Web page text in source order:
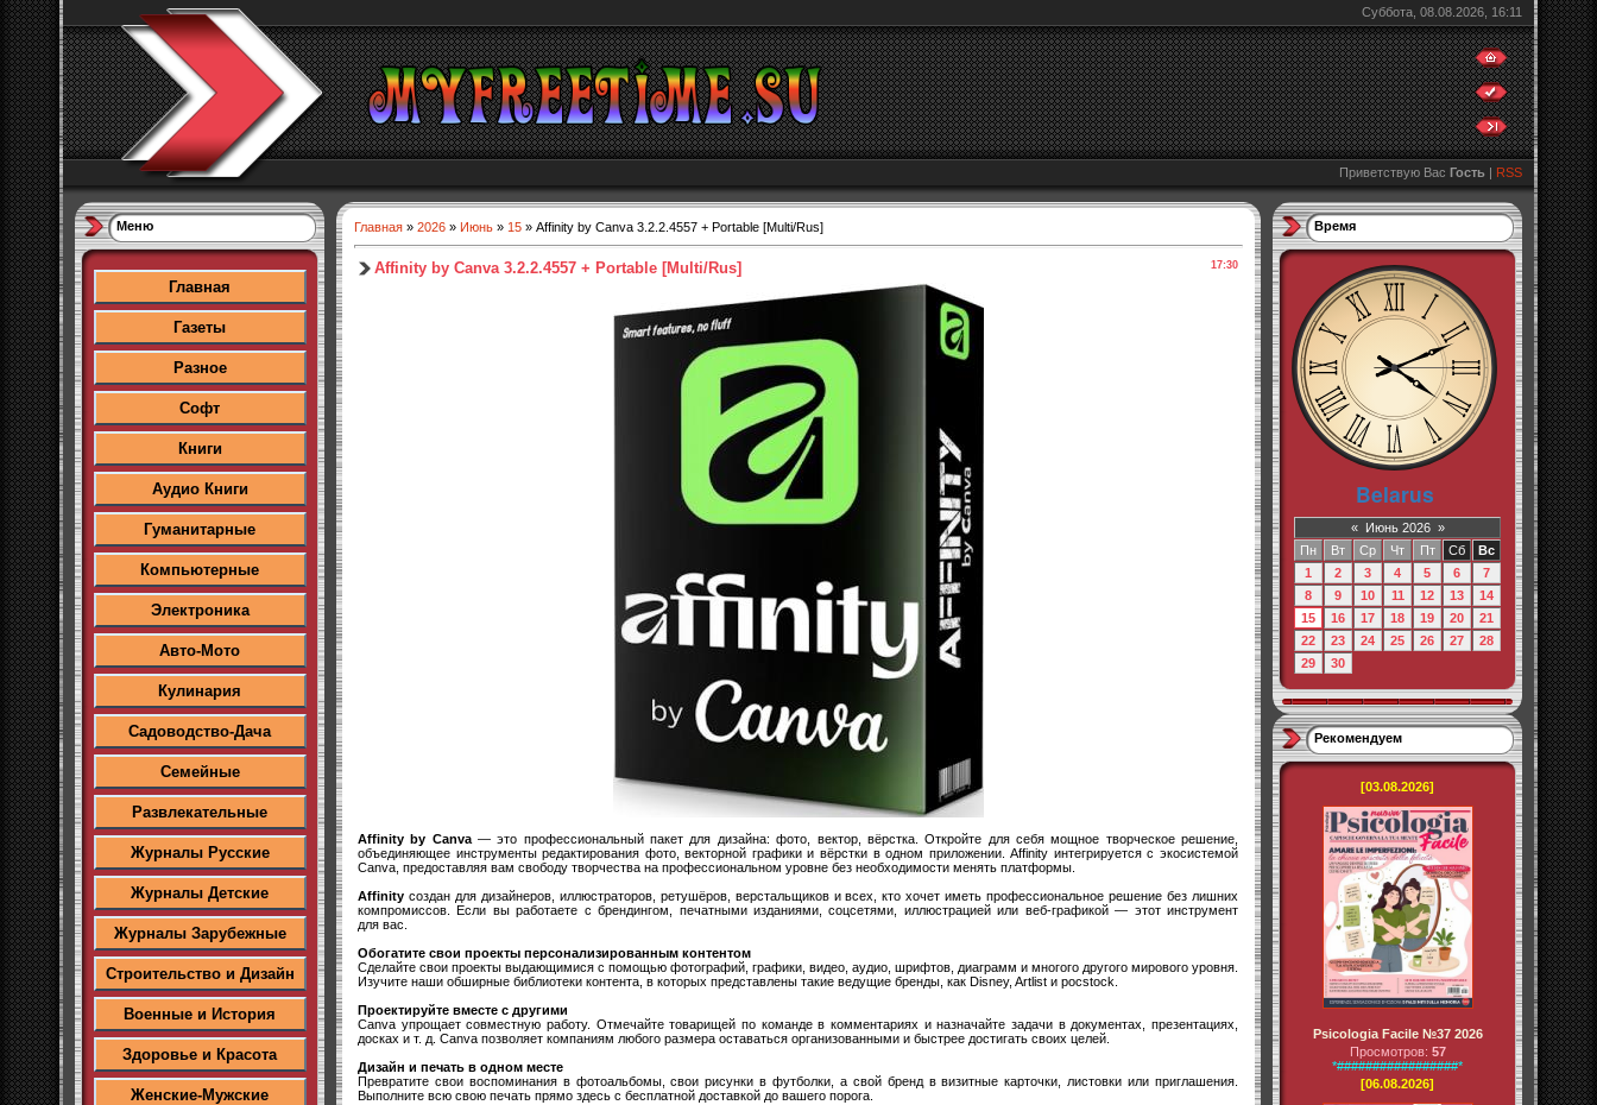
Суббота, 08.08.2026, 16:11
Приветствую Вас Гость | RSS
Меню
Главная
Газеты
Разное
Софт
Книги
Аудио Книги
Гуманитарные
Компьютерные
Электроника
Авто-Мото
Кулинария
Садоводство-Дача
Семейные
Развлекательные
Журналы Русские
Журналы Детские
Журналы Зарубежные
Строительство и Дизайн
Военные и История
Здоровье и Красота
Женские-Мужские
Главная » 2026 » Июнь » 15 » Affinity by Canva 3.2.2.4557 + Portable [Multi/Rus]
17:30
Affinity by Canva 3.2.2.4557 + Portable [Multi/Rus]
Affinity by Canva— это профессиональный пакет для дизайна: фото, вектор, вёрстка. Откройте для себя мощное творческое решение,
объединяющее инструменты редактирования фото, векторной графики и вёрстки в одном приложении. Affinity интегрируется с экосистемой
Canva, предоставляя вам свободу творчества на профессиональном уровне без необходимости менять платформы.
Affinity создан для дизайнеров, иллюстраторов, ретушёров, верстальщиков и всех, кто хочет иметь профессиональное решение без лишних
компромиссов. Если вы работаете с брендингом, печатными изданиями, соцсетями, иллюстрацией или веб-графикой — этот инструмент
для вас.
Обогатите свои проекты персонализированным контентом
Сделайте свои проекты выдающимися с помощью фотографий, графики, видео, аудио, шрифтов, диаграмм и многого другого мирового уровня.
Изучите наши обширные библиотеки контента, в которых представлены такие ведущие бренды, как Disney, Artlist и pocstock.
Проектируйте вместе с другими
Canva упрощает совместную работу. Отмечайте товарищей по команде в комментариях и назначайте задачи в документах, презентациях,
досках и т. д. Canva позволяет компаниям любого размера оставаться организованными и быстрее достигать своих целей.
Дизайн и печать в одном месте
Превратите свои воспоминания в фотоальбомы, свои рисунки в футболки, а свой бренд в визитные карточки, листовки или приглашения.
Выполните всю свою печать прямо здесь с бесплатной доставкой до вашего порога.
Время
« Июнь 2026 »
Пн
Вт Ср Чт Пт Сб
Вс
1
2 3 4 5 6
7
8
9 10 11 12 13
14
15
16 17 18 19 20
21
22
23 24 25 26 27
28
29
30
Рекомендуем
[03.08.2026]
Psicologia Facile №37 2026
Просмотров: 57
*#################*
[06.08.2026]